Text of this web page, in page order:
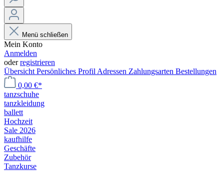
Menü schließen
Mein Konto
Anmelden
oderregistrieren
Übersicht Persönliches Profil Adressen Zahlungsarten Bestellungen
0,00 €*
tanzschuhe
tanzkleidung
ballett
Hochzeit
Sale 2026
kaufhilfe
Geschäfte
Zubehör
Tanzkurse